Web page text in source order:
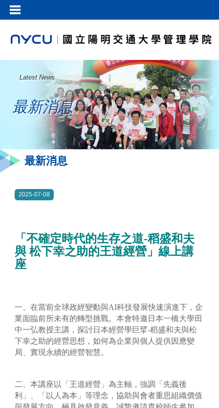
Latest News
最新消息
最新消息
2025-07-08
「不確定時代的生存之道-稻盛和夫
與 松下幸之助的王道經營」線上講
座
一、在當前全球政經變動與AI科技發展快速演進下，企
業面臨前所未有的轉型挑戰。本會特邀日本一橋大學田
中一弘教授主講，探討日本經營學巨擘-稻盛和夫與松
下幸之助的經營思想，如何為企業與個人提供因應變
局、實現永續的經營智慧。
二、本講座以「王道經營」為主軸，強調「先義後
利」、「以人為本」等理念，協助與會者重思組織價值